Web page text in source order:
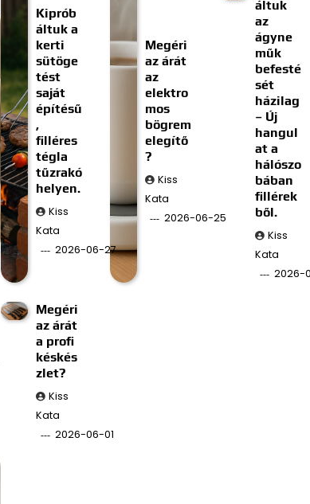
Kiprób
áltuk a
kerti
sütöge
tést
saját
építésű
,
filléres
tégla
tűzrakó
helyen.
Kiss
Kata
2026-06-27
Megéri
az árát
az
elektro
mos
bögrem
elegítő
?
Kiss
Kata
2026-06-25
áltuk
az
ágyne
műk
befesté
sét
házilag
– Új
hangul
at a
hálószo
bában
fillérek
ből.
Kiss
Kata
2026-
Megéri
az árát
a profi
késkés
zlet?
Kiss
Kata
2026-06-01